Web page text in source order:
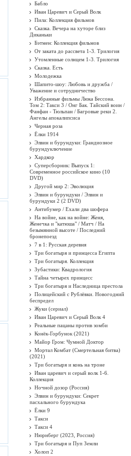
Бабло
Иван Царевич и Серый Волк
Пила: Коллекция фильмов
Сказка. Вечера на хуторе близ
Диканьки
Бэтмен: Коллекция фильмов
От заката до рассвета 1-3. Трилогия
Утомленные солнцем 1-3. Трилогия
Сказка. Есть
Молодежка
Шапито-шоу: Любовь и дружба /
Уважение и сотрудничество
Избранные фильмы Люка Бессона.
Том 2: Такси 3 / Онг Бак. Тайский воин /
Фанфан - Тюльпан / Багровые реки 2.
Ангелы апокалипсиса
Черная роза
Ёлки 1914
Элвин и бурундуки: Грандиозное
бурундуключение
Хардкор
Суперсборник: Выпуск 1:
Современное российское кино (10
DVD)
Другой мир 2: Эволюция
Элвин и бурундуки / Элвин и
бурундуки 2 (2 DVD)
Антибумер / Ехали два шофера
На войне, как на войне: Женя,
Женечка и "катюша" / Матч / На
безымянной высоте / Последний
бронепоезд
7 в 1: Русская деревня
Три богатыря и принцесса Египта
Три богатыря. Коллекция
Зубастики: Квадрология
Тайна четырех принцесс
Три богатыря и Наследница престола
Полицейский с Рублёвки. Новогодний
беспредел
Жуки (сериал)
Иван Царевич и Серый Волк 4
Реальные пацаны против зомби
Конёк-Горбунок (2021)
Майор Гром: Чумной Доктор
Мортал Комбат (Смертельная битва)
(2021)
Три богатыря и конь на троне
Иван царевич и серый волк 1-6.
Коллекция
Ночной дозор (Россия)
Элвин и бурундуки: Секрет
пасхального бурундука
Ёлки 9
Такси
Такси 4
Нюрнберг (2023, Россия)
Три богатыря и Пуп Земли
Холоп 2